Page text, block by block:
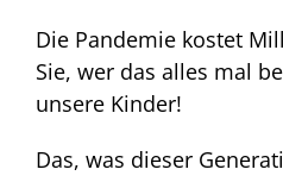
Die Pandemie kostet
Sie, wer das alles mal
unsere Kinder!
Das, was dieser